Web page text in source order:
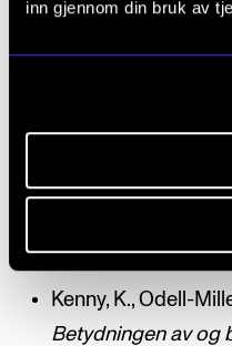
inn gjennom din bruk av
En systematisk
B. R., Wolverson, E.,
MELODIC:En
musikkterapi i
Kenny, K., Odell-
Betydningen av og